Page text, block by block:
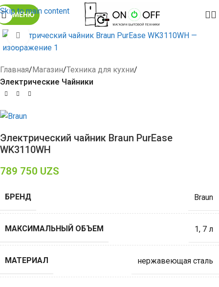
Skip to main content
МЕНЮ
Click to enlarge
Главная Магазин Техника для кухни
Электрические Чайники
Электрический чайник Braun PurEase
WK3110WH
789 750 UZS
БРЕНД Braun
МАКСИМАЛЬНЫЙ ОБЪЕМ 1, 7 л
МАТЕРИАЛ нержавеющая сталь